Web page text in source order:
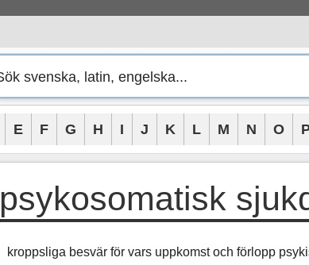
E F G H I J K L M N O
psykosomatisk
kroppsliga besvär för vars uppkomst och förlopp